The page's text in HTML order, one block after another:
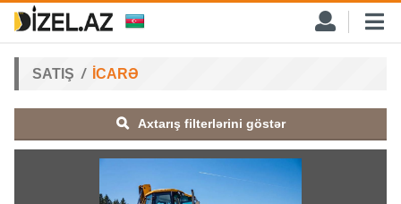
SATIŞ İCARƏ
Axtarış filterlərini göstər